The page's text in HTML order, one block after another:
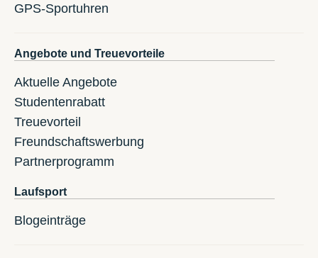
GPS-Sportuhren
Angebote und Treuevorteile
Aktuelle Angebote
Studentenrabatt
Treuevorteil
Freundschaftswerbung
Partnerprogramm
Laufsport
Blogeinträge